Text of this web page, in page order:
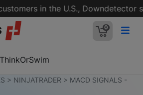
in the U.S., Downdetector
0
ThinkOrSwim
> NINJATRADER > MACD SIGNALS -